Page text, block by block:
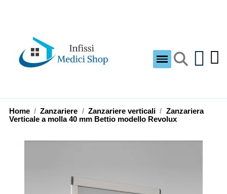
Home Zanzariere Zanzariere verticali
Zanzariera
Verticale a molla 40 mm Bettio modello Revolux